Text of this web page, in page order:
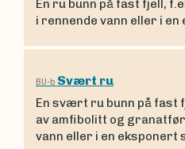
En ru bunn på fast fjell,
i rennende vann eller i
BU-b Svært ru
En svært ru bunn på fast
av amfibolitt og
vann eller i en eksponert